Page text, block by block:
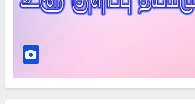
Did Jesus Resurrect on Sunday or Monday?